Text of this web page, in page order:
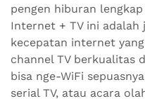
pengen hiburan
Internet + TV ini adalah
kecepatan internet
channel TV berkualitas
bisa nge-WiFi
serial TV, atau acara